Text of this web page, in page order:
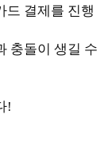
드 결제를 진행
충돌이 생길 수
!